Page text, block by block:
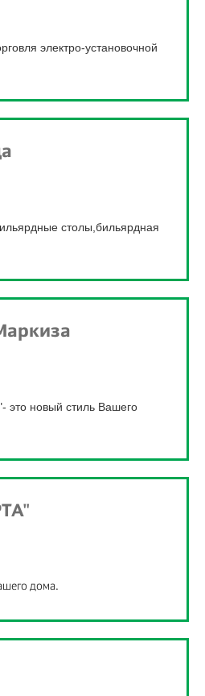
электро-установочной
столы,бильярдная
это новый стиль Вашего
дома.